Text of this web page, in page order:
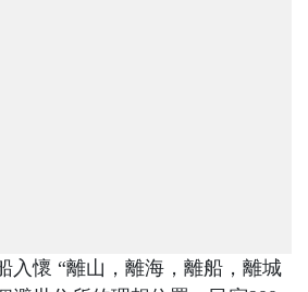
入懷 “離山，離海，離船，離城